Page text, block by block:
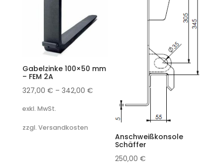
Gabelzinke 100×50 mm
– FEM 2A
327,00 € – 342,00 €
exkl. MwSt.
zzgl. Versandkosten
Anschweißkonsole
Schäffer
250,00€